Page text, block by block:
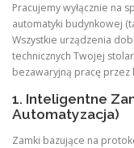
Pracujemy wyłącznie na
automatyki budynkowej
Wszystkie urządzenia
technicznych Twojej
bezawaryjną pracę przez
1. Inteligentne
Automatyzacja)
Zamki bazujące na